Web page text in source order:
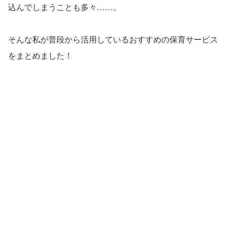
込んでしまうことも多々……。
そんな私が普段から活用しているおすすめの保育サービス
をまとめました！